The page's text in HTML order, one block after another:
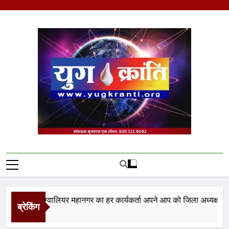
Yug Kranti | Trusted
News Portal
ब्रेकिंग
ग्वालियर महानगर का हर कार्यकर्ता अपने आप को जिला अध्यक्ष समझे –